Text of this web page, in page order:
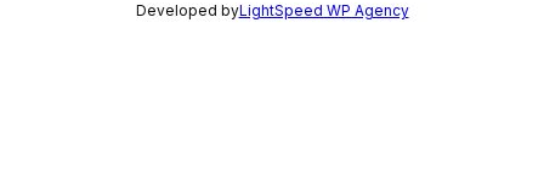
Developed byLightSpeed WP Agency